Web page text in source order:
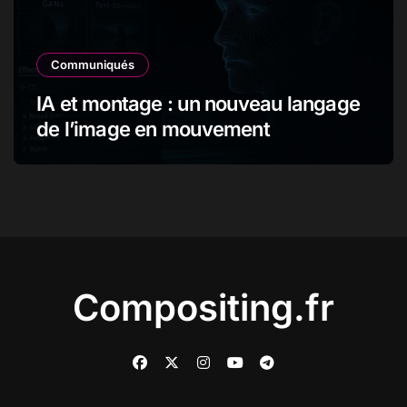
Communiqués
IA et montage : un nouveau langage
de l’image en mouvement
Compositing.fr